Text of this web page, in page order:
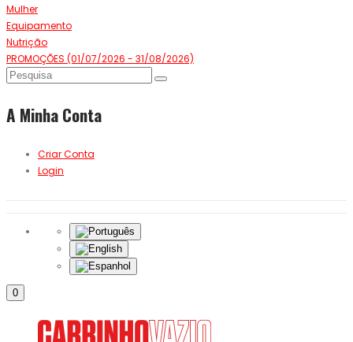
Mulher
Equipamento
Nutrição
PROMOÇÕES (01/07/2026 - 31/08/2026)
A Minha Conta
Criar Conta
Login
0